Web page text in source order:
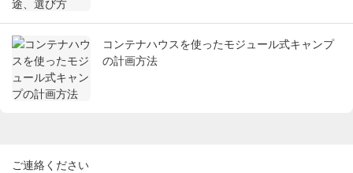
コンテナハウスを使ったモジュール式キャンプ
の計画方法
ご連絡ください